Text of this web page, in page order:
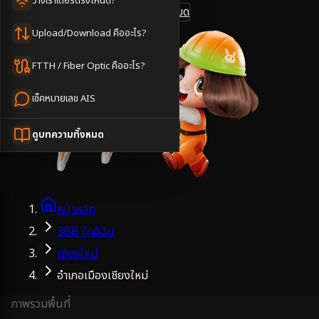
Upload/Download คืออะไร?
FTTH / Fiber Optic คืออะไร?
เช็คหมายเลข AIS
ดูบทความทั้งหมด
ดูแพ็กเกจทั้งหมด
หน้าหลัก
3BB ใกล้ฉัน
เชียงใหม่
อำเภอเมืองเชียงใหม่
ภาพรวมพื้นที่